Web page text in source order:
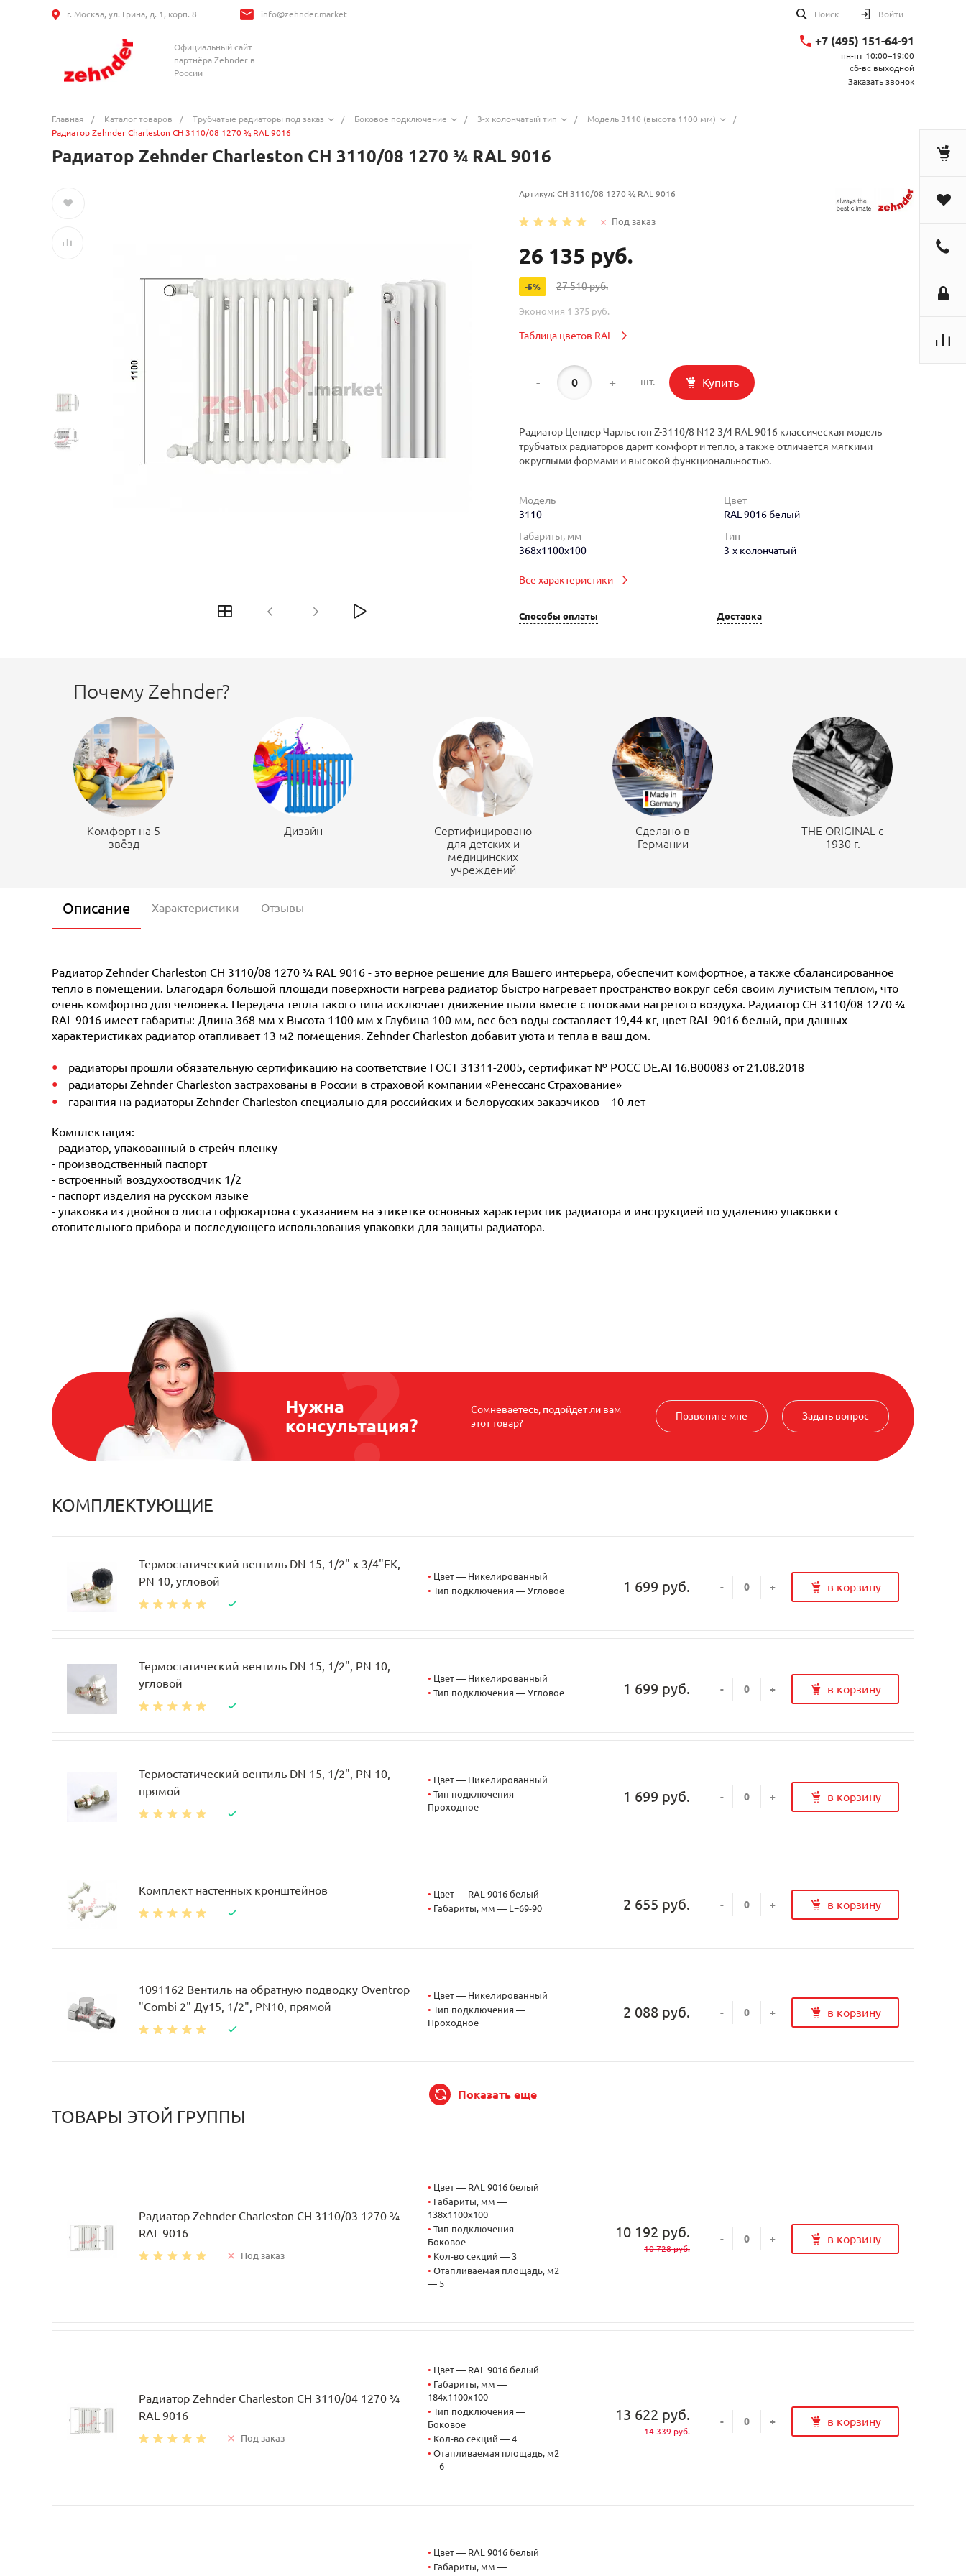
г. Москва, ул. Грина, д. 1, корп. 8 info@zehnder.market Поиск Войти
Официальный сайт
партнёра Zehnder в
России
+7 (495) 151-64-91
пн-пт 10:00–19:00
сб-вс выходной
Заказать звонок
Главная / Каталог товаров / Трубчатые радиаторы под заказ / Боковое подключение / 3-х колончатый тип / Модель 3110 (высота 1100 мм)
/
Радиатор Zehnder Charleston CH 3110/08 1270 ¾ RAL 9016
Радиатор Zehnder Charleston CH 3110/08 1270 ¾ RAL 9016
Артикул: CH 3110/08 1270 ¾ RAL 9016
Под заказ
26 135 руб.
-5% 27 510 руб.
Экономия 1 375 руб.
Таблица цветов RAL
- + шт. Купить
Радиатор Цендер Чарльстон Z-3110/8 N12 3/4 RAL 9016 классическая модель
трубчатых радиаторов дарит комфорт и тепло, а также отличается мягкими
округлыми формами и высокой функциональностью.
Модель
3110
Цвет
RAL 9016 белый
Габариты, мм
368x1100x100
Тип
3-х колончатый
Все характеристики
Способы оплаты Доставка
Почему Zehnder?
Комфорт на 5
звёзд
Дизайн
Сертифицировано
для детских и
медицинских
учреждений
Сделано в
Германии
THE ORIGINAL c
1930 г.
Описание Характеристики Отзывы
Радиатор Zehnder Charleston CH 3110/08 1270 ¾ RAL 9016 - это верное решение для Вашего интерьера, обеспечит комфортное, а также сбалансированное
тепло в помещении. Благодаря большой площади поверхности нагрева радиатор быстро нагревает пространство вокруг себя своим лучистым теплом, что
очень комфортно для человека. Передача тепла такого типа исключает движение пыли вместе с потоками нагретого воздуха. Радиатор CH 3110/08 1270 ¾
RAL 9016 имеет габариты: Длина 368 мм х Высота 1100 мм х Глубина 100 мм, вес без воды составляет 19,44 кг, цвет RAL 9016 белый, при данных
характеристиках радиатор отапливает 13 м2 помещения. Zehnder Charleston добавит уюта и тепла в ваш дом.
радиаторы прошли обязательную сертификацию на соответствие ГОСТ 31311-2005, сертификат № POCC DE.АГ16.В00083 от 21.08.2018
радиаторы Zehnder Charleston застрахованы в России в страховой компании «Ренессанс Страхование»
гарантия на радиаторы Zehnder Charleston специально для российских и белорусских заказчиков – 10 лет
Комплектация:
- радиатор, упакованный в стрейч-пленку
- производственный паспорт
- встроенный воздухоотводчик 1/2
- паспорт изделия на русском языке
- упаковка из двойного листа гофрокартона с указанием на этикетке основных характеристик радиатора и инструкцией по удалению упаковки с
отопительного прибора и последующего использования упаковки для защиты радиатора.
Нужна
консультация?
Сомневаетесь, подойдет ли вам
этот товар?
Позвоните мне Задать вопрос
КОМПЛЕКТУЮЩИЕ
Термостатический вентиль DN 15, 1/2" х 3/4"EK,
PN 10, угловой
• Цвет — Никелированный
• Тип подключения — Угловое 1 699 руб. - + в корзину
Термостатический вентиль DN 15, 1/2", PN 10,
угловой
• Цвет — Никелированный
• Тип подключения — Угловое 1 699 руб. - + в корзину
Термостатический вентиль DN 15, 1/2", PN 10,
прямой
• Цвет — Никелированный
• Тип подключения —
Проходное
1 699 руб. - + в корзину
Комплект настенных кронштейнов • Цвет — RAL 9016 белый
• Габариты, мм — L=69-90 2 655 руб. - + в корзину
1091162 Вентиль на обратную подводку Oventrop
"Combi 2" Ду15, 1/2", PN10, прямой
• Цвет — Никелированный
• Тип подключения —
Проходное
2 088 руб. - + в корзину
Показать еще
ТОВАРЫ ЭТОЙ ГРУППЫ
Радиатор Zehnder Charleston CH 3110/03 1270 ¾
RAL 9016
Под заказ
• Цвет — RAL 9016 белый
• Габариты, мм —
138x1100x100
• Тип подключения —
Боковое
• Кол-во секций — 3
• Отапливаемая площадь, м2
— 5
10 192 руб.
10 728 руб.
- + в корзину
Радиатор Zehnder Charleston CH 3110/04 1270 ¾
RAL 9016
Под заказ
• Цвет — RAL 9016 белый
• Габариты, мм —
184x1100x100
• Тип подключения —
Боковое
• Кол-во секций — 4
• Отапливаемая площадь, м2
— 6
13 622 руб.
14 339 руб.
- + в корзину
• Цвет — RAL 9016 белый
• Габариты, мм —